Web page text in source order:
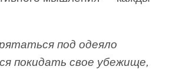
под одеяло
покидать свое убежище,